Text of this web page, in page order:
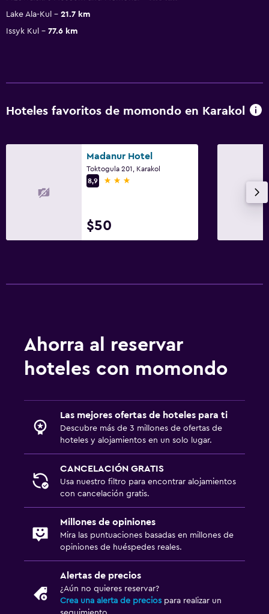
Lake Ala-Kul
21.7 km
Issyk Kul
77.6 km
Hoteles favoritos de momondo en Karakol
Madanur Hotel
Toktogula 201, Karakol
8,9
3 estrellas
$50
Ahorra al reservar
hoteles con momondo
Las mejores ofertas de hoteles para ti
Descubre más de 3 millones de ofertas de
hoteles y alojamientos en un solo lugar.
CANCELACIÓN GRATIS
Usa nuestro filtro para encontrar alojamientos
con cancelación gratis.
Millones de opiniones
Mira las puntuaciones basadas en millones de
opiniones de huéspedes reales.
Alertas de precios
¿Aún no quieres reservar?
Crea una alerta de precios para realizar un